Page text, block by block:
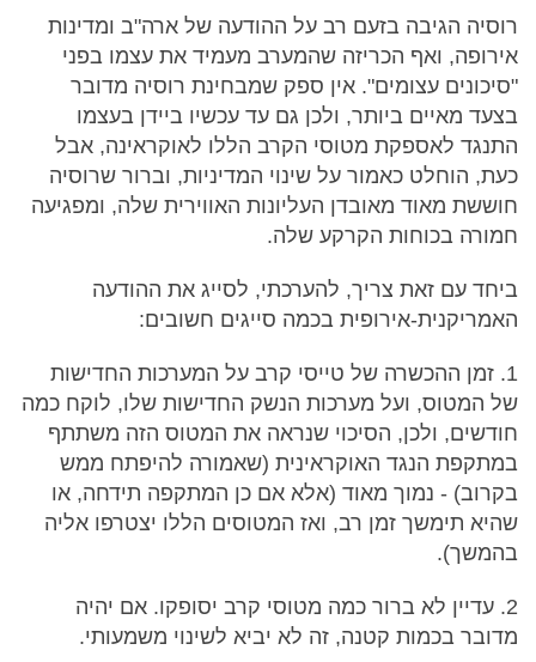
רוסיה הגיבה בזעם רב על ההודעה של ארה"ב ומדינות
אירופה, ואף הכריזה שהמערב מעמיד את עצמו בפני
"סיכונים עצומים". אין ספק שמבחינת רוסיה מדובר
בצעד מאיים ביותר, ולכן גם עד עכשיו ביידן בעצמו
התנגד לאספקת מטוסי הקרב הללו לאוקראינה, אבל
כעת, הוחלט כאמור על שינוי המדיניות, וברור שרוסיה
חוששת מאוד מאובדן העליונות האווירית שלה, ומפגיעה
חמורה בכוחות הקרקע שלה.
ביחד עם זאת צריך, להערכתי, לסייג את ההודעה
האמריקנית-אירופית בכמה סייגים חשובים:
1. זמן ההכשרה של טייסי קרב על המערכות החדישות
של המטוס, ועל מערכות הנשק החדישות שלו, לוקח כמה
חודשים, ולכן, הסיכוי שנראה את המטוס הזה משתתף
במתקפת הנגד האוקראינית (שאמורה להיפתח ממש
בקרוב) - נמוך מאוד (אלא אם כן המתקפה תידחה, או
שהיא תימשך זמן רב, ואז המטוסים הללו יצטרפו אליה
בהמשך).
2. עדיין לא ברור כמה מטוסי קרב יסופקו. אם יהיה
מדובר בכמות קטנה, זה לא יביא לשינוי משמעותי.